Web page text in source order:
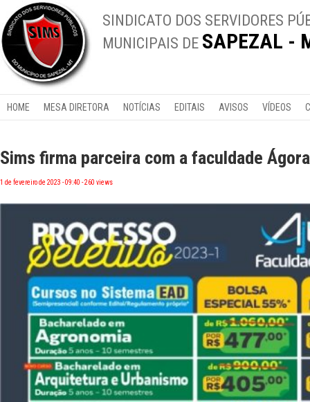
SINDICATO DOS SERVIDORES
MUNICIPAIS DE SAPEZAL -
HOME MESA DIRETORA NOTÍCIAS EDITAIS AVISOS VÍDEOS
Sims firma parceira com a faculdade Ágora
1 de fevereiro de 2023 - 09:40 - 260 views